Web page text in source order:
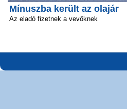
Mínuszba került az olajár
Az eladó fizetnek a vevőknek